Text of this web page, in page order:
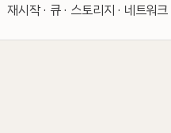
재시작 · 큐 · 스토리지 · 네트워크